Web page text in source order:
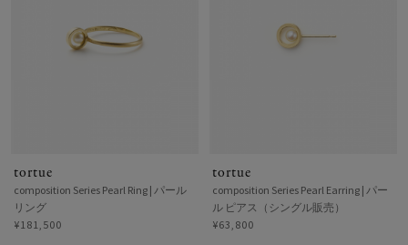
tortue
composition Series Pearl Ring | パール
リング
¥181,500
tortue
composition Series Pearl Earring | パー
ル ピアス（シングル販売）
¥63,800